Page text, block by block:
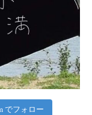
でフォロー